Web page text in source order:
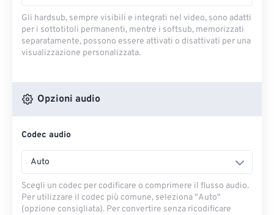
Gli hardsub, sempre visibili e integrati nel video, sono adatti
per i sottotitoli permanenti, mentre i softsub, memorizzati
separatamente, possono essere attivati ​​o disattivati ​​per una
visualizzazione personalizzata.
Opzioni audio
Codec audio
Auto
Scegli un codec per codificare o comprimere il flusso audio.
Per utilizzare il codec più comune, seleziona "Auto"
(opzione consigliata). Per convertire senza ricodificare